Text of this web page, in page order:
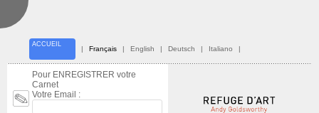
ACCUEIL
| Français | English | Deutsch | Italiano |
Pour ENREGISTRER votre
Carnet
Votre Email :